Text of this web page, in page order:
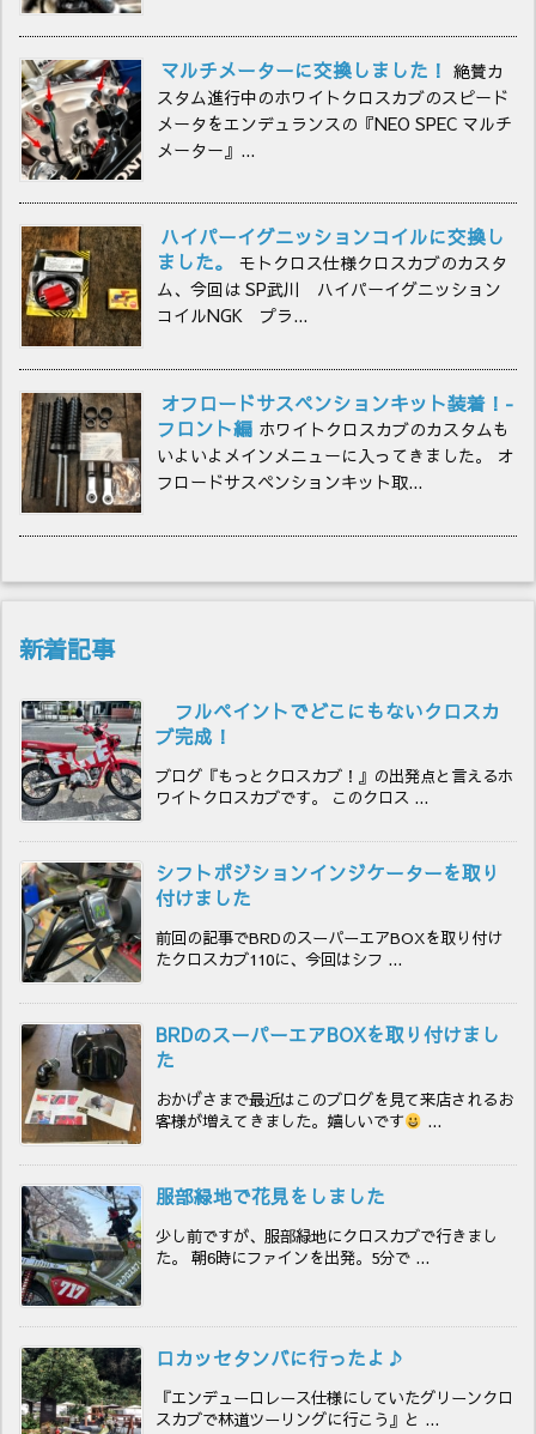
マルチメーターに交換しました！ 絶賛カ
スタム進行中のホワイトクロスカブのスピード
メータをエンデュランスの『NEO SPEC マルチ
メーター』...
ハイパーイグニッションコイルに交換し
ました。
モトクロス仕様クロスカブのカスタ
ム、今回は SP武川 ハイパーイグニッション
コイルNGK プラ...
オフロードサスペンションキット装着！-
フロント編 ホワイトクロスカブのカスタムも
いよいよメインメニューに入ってきました。 オ
フロードサスペンションキット取...
新着記事
フルペイントでどこにもないクロスカ
ブ完成！
ブログ『もっとクロスカブ！』の出発点と言えるホ
ワイトクロスカブです。 このクロス ...
シフトポジションインジケーターを取り
付けました
前回の記事でBRDのスーパーエアBOXを取り付け
たクロスカブ110に、今回はシフ ...
BRDのスーパーエアBOXを取り付けまし
た
おかげさまで最近はこのブログを見て来店されるお
客様が増えてきました。嬉しいです
...
服部緑地で花見をしました
少し前ですが、服部緑地にクロスカブで行きまし
た。 朝6時にファインを出発。5分で ...
ロカッセタンバに行ったよ♪
『エンデューロレース仕様にしていたグリーンクロ
スカブで林道ツーリングに行こう』と ...